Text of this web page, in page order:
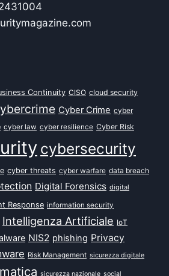
Continuity CISO cloud security
Cyber Crime cyber
cyber law cyber resilience Cyber Risk
cybersecurity
cyber threats cyber warfare data breach
Digital Forensics digital
Response information security
Intelligenza Artificiale IoT
NIS2 phishing Privacy
Risk Management sicurezza digitale
sicurezza nazionale social